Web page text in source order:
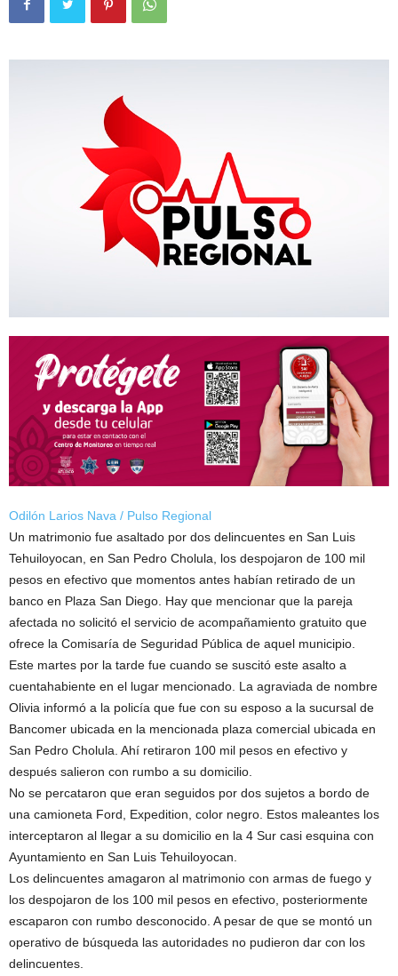
Odilón Larios Nava / Pulso Regional
Un matrimonio fue asaltado por dos delincuentes en San Luis
Tehuiloyocan, en San Pedro Cholula, los despojaron de 100 mil
pesos en efectivo que momentos antes habían retirado de un
banco en Plaza San Diego. Hay que mencionar que la pareja
afectada no solicitó el servicio de acompañamiento gratuito que
ofrece la Comisaría de Seguridad Pública de aquel municipio.
Este martes por la tarde fue cuando se suscitó este asalto a
cuentahabiente en el lugar mencionado. La agraviada de nombre
Olivia informó a la policía que fue con su esposo a la sucursal de
Bancomer ubicada en la mencionada plaza comercial ubicada en
San Pedro Cholula. Ahí retiraron 100 mil pesos en efectivo y
después salieron con rumbo a su domicilio.
No se percataron que eran seguidos por dos sujetos a bordo de
una camioneta Ford, Expedition, color negro. Estos maleantes los
interceptaron al llegar a su domicilio en la 4 Sur casi esquina con
Ayuntamiento en San Luis Tehuiloyocan.
Los delincuentes amagaron al matrimonio con armas de fuego y
los despojaron de los 100 mil pesos en efectivo, posteriormente
escaparon con rumbo desconocido. A pesar de que se montó un
operativo de búsqueda las autoridades no pudieron dar con los
delincuentes.